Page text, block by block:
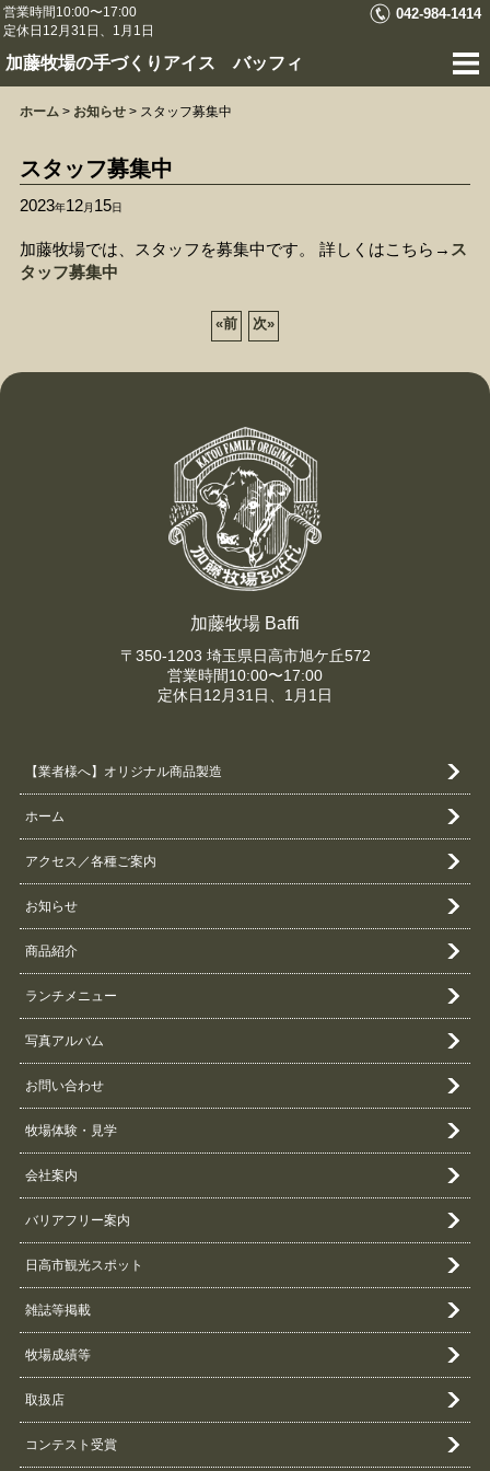
営業時間10:00〜17:00
定休日12月31日、1月1日
042-984-1414
加藤牧場の手づくりアイス バッフィ
ホーム > お知らせ > スタッフ募集中
スタッフ募集中
2023年12月 15日
加藤牧場では、スタッフを募集中です。 詳しくはこちら→ ス
タッフ募集中
«前 次»
加藤牧場 Baffi
〒350-1203 埼玉県日高市旭ケ丘572
営業時間10:00〜17:00
定休日12月31日、1月1日
【業者様へ】オリジナル商品製造
ホーム
アクセス／各種ご案内
お知らせ
商品紹介
ランチメニュー
写真アルバム
お問い合わせ
牧場体験・見学
会社案内
バリアフリー案内
日高市観光スポット
雑誌等掲載
牧場成績等
取扱店
コンテスト受賞